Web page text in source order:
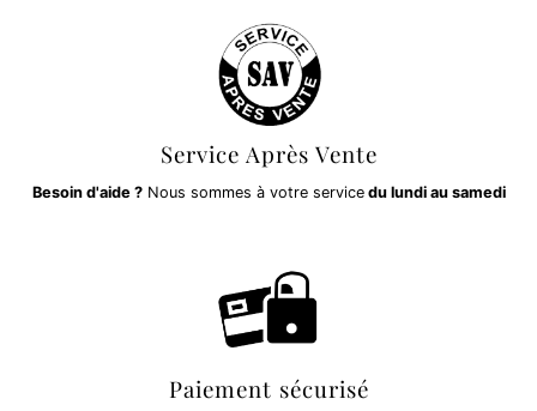
Service Après Vente
Besoin d'aide ?Nous sommes à votre servicedu lundi au samedi
Paiement sécurisé